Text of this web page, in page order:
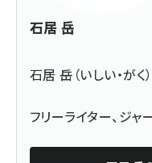
石居 岳
石居 岳（いしい・がく）
フリーライター、ジャ